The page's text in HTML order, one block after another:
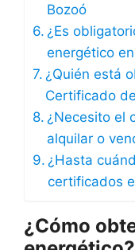
Bozoó
¿Es
energético
¿Quién está
Certificado
¿Necesito el
alquilar o
¿Hasta
certificados
¿Cómo